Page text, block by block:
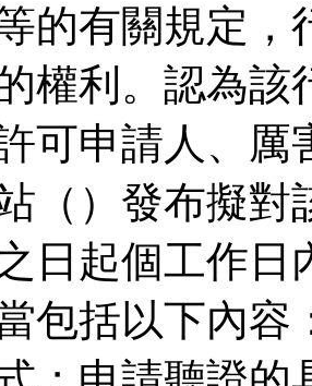
的有關規定，
權利。認為
可申請人、厲
（）發布擬
日起個工作
包括以下內容